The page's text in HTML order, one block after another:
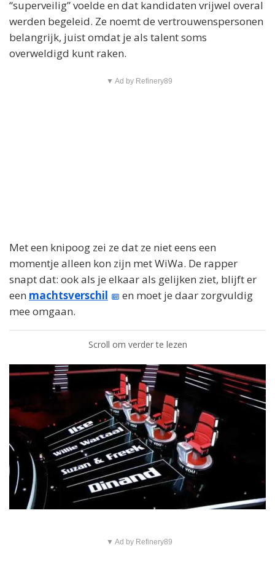
“superveilig” voelde en dat kandidaten vrijwel overal
werden begeleid. Ze noemt de vertrouwenspersonen
belangrijk, juist omdat je als talent soms
overweldigd kunt raken.
▼ Ad by Refinery89
Met een knipoog zei ze dat ze niet eens een
momentje alleen kon zijn met WiWa. De rapper
snapt dat: ook als je elkaar als gelijken ziet, blijft er
een machtsverschil
en moet je daar zorgvuldig
mee omgaan.
Scroll om verder te lezen
▼ Ad by Refinery89